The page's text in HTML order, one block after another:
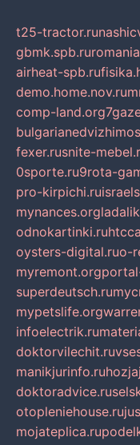
t25-tractor.ru
gbmk.spb.ru
airheat-spb.ru
demo.home.nov.ru
comp-land.org
fexer.rusnite-
0sporte.ru9rota-
pro-kirpichi.ru
mynances.org
odnokartinki.ru
oysters-digital.ruo-
myremont.org
superdeutsch.ru
mypetslife.org
infoelectrik.ru
doktorvilechit.ru
manikjurinfo.ru
doktoradvice.ru
otopleniehouse.ru
mojateplica.ru